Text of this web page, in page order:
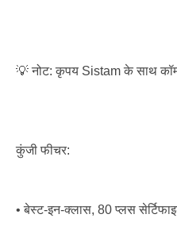
💡 नोट: कृपय Sistam के साथ
कुंजी फीचर:
• बेस्ट-इन-क्लास, 80 प्लस